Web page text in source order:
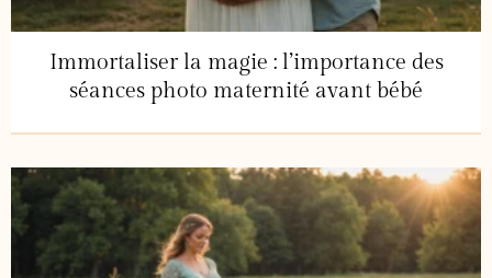
Immortaliser la magie : l’importance des
séances photo maternité avant bébé